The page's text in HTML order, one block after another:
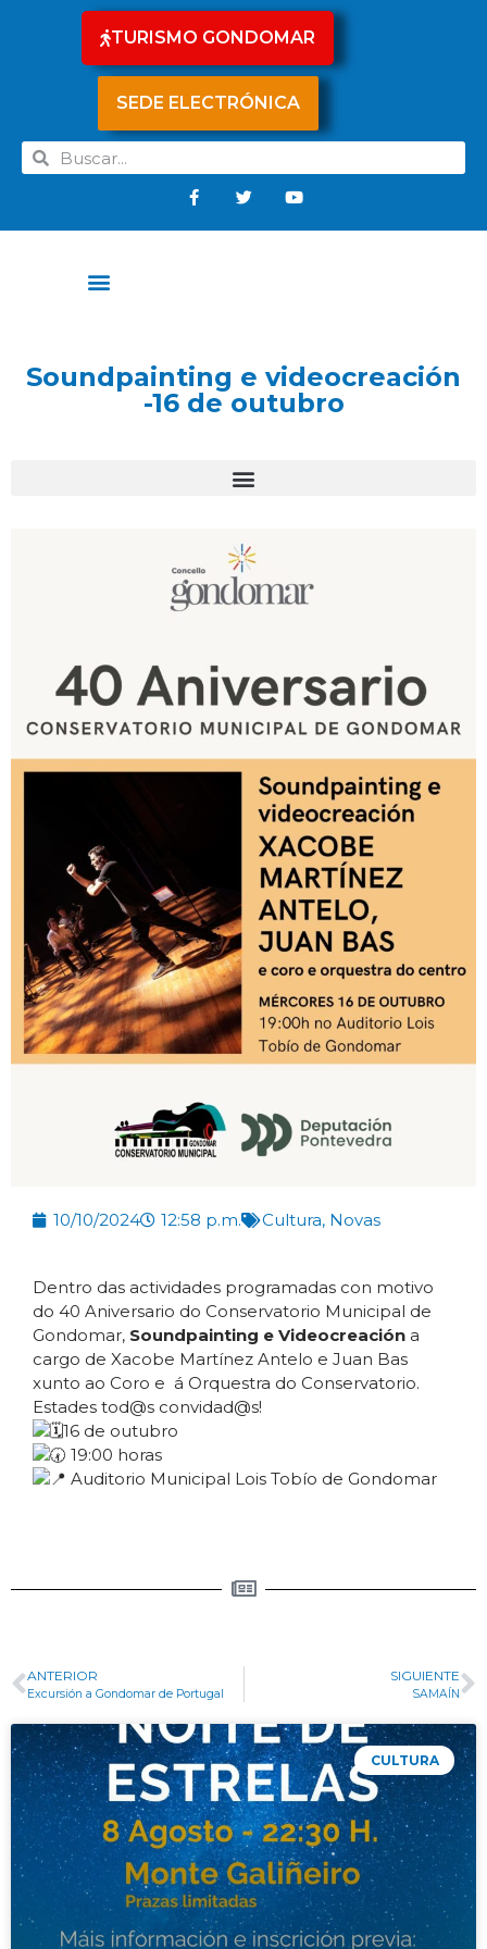
TURISMO GONDOMAR
SEDE ELECTRÓNICA
Soundpainting e videocreación
-16 de outubro
10/10/2024 12:58 p.m. Cultura, Novas
Dentro das actividades programadas con motivo
do 40 Aniversario do Conservatorio Municipal de
Gondomar, Soundpainting e Videocreación a
cargo de Xacobe Martínez Antelo e Juan Bas
xunto ao Coro e á Orquestra do Conservatorio.
Estades tod@s convidad@s!
16 de outubro
19:00 horas
Auditorio Municipal Lois Tobío de Gondomar
ANTERIOR
Excursión a Gondomar de Portugal
SIGUIENTE
SAMAÍN
CULTURA